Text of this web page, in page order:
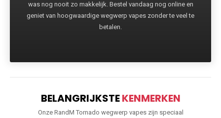
was nog nooit zo makkelijk. Bestel vandaag nog online en
geniet van hoogwaardige wegwerp vapes zonder te veel te
betalen.
BELANGRIJKSTEKENMERKEN
Onze RandM Tornado wegwerp vapes zijn speciaal